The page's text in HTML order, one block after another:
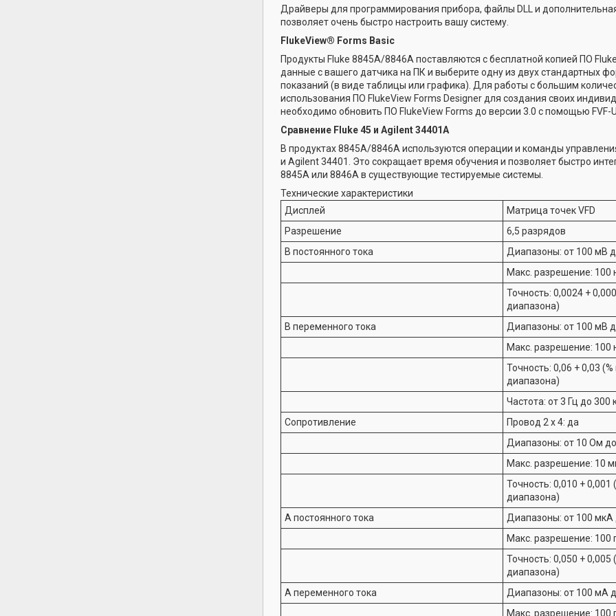
Драйверы для программирования прибора, файлы DLL и
позволяет очень быстро настроить вашу систему.
FlukeView® Forms Basic
Продукты Fluke 8845A/8846A поставляются с бесплатной копией ПО
данные с вашего датчика на ПК и выберите одну из двух стандартных
показаний (в виде таблицы или графика). Для работы с большим
использования ПО FlukeView Forms Designer для создания своих
необходимо обновить ПО FlukeView Forms до версии 3.0 с помощью FVF-
Сравнение Fluke 45 и Agilent 34401A
В продуктах 8845A/8846A используются операции и команды
и Agilent 34401. Это сокращает время обучения и позволяет быстро
8845A или 8846A в существующие тестируемые системы.
Технические характеристики
Дисплей
Матрица точек VFD
Разрешение
6,5 разрядов
В постоянного тока
Диапазоны: от 100 мВ
Макс. разрешение: 100
Точность: 0,0024 +
диапазона)
В переменного тока
Диапазоны: от 100 мВ
Макс. разрешение: 100
Точность: 0,06 + 0,03
диапазона)
Частота: от 3 Гц до 300
Сопротивление
Провод 2 х 4: да
Диапазоны: от 10 Ом
Макс. разрешение: 10
Точность: 0,010 + 0,001
диапазона)
А постоянного тока
Диапазоны: от 100 мкА
Макс. разрешение: 100
Точность: 0,050 + 0,005
диапазона)
А переменного тока
Диапазоны: от 100 мА
Макс. разрешение: 100